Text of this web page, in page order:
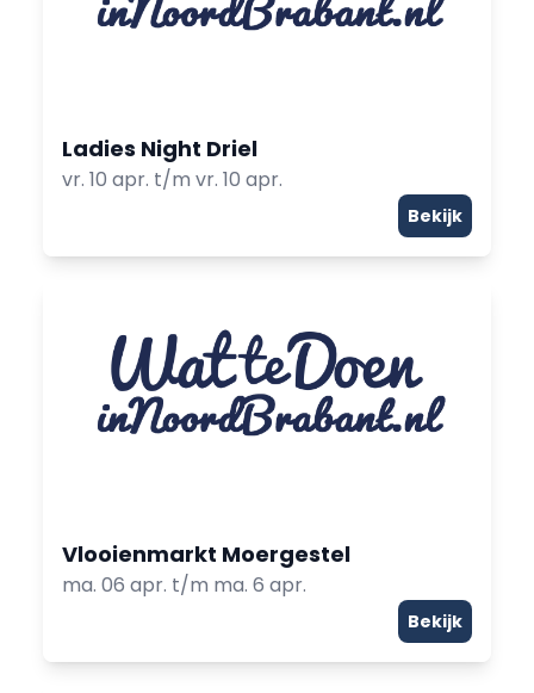
Ladies Night Driel
vr. 10 apr. t/m vr. 10 apr.
Bekijk
Vlooienmarkt Moergestel
ma. 06 apr. t/m ma. 6 apr.
Bekijk